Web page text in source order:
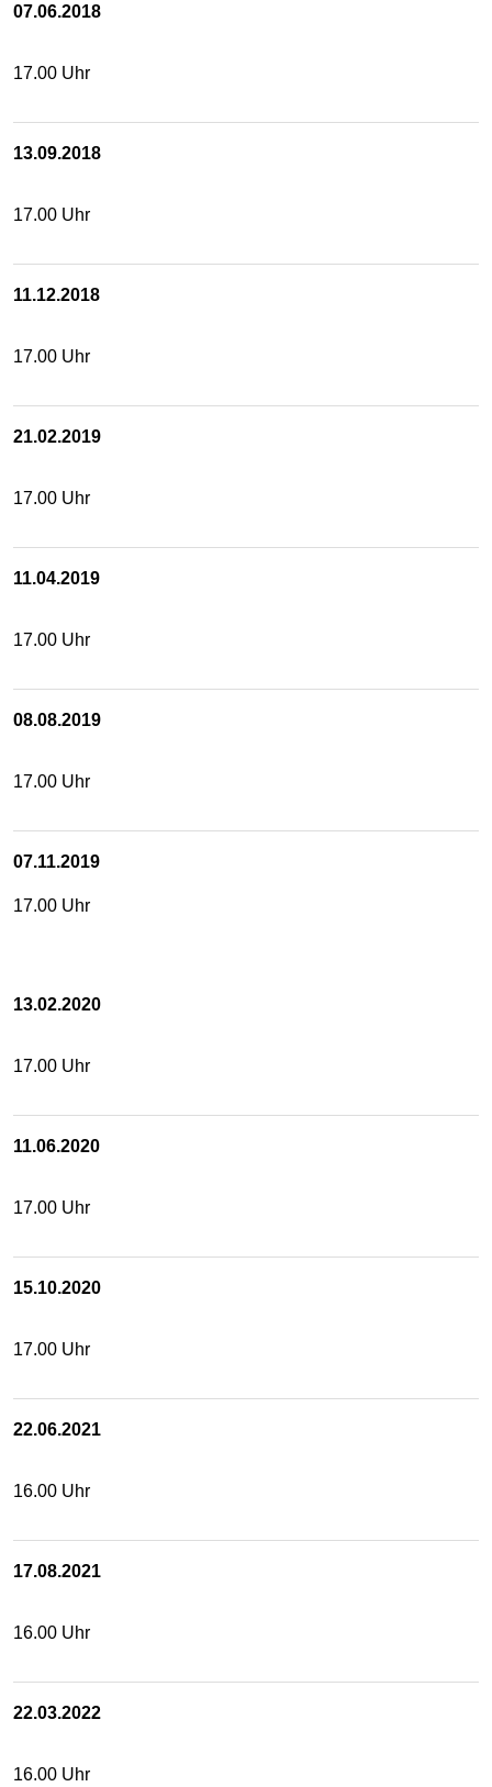
07.06.2018
17.00 Uhr
13.09.2018
17.00 Uhr
11.12.2018
17.00 Uhr
21.02.2019
17.00 Uhr
11.04.2019
17.00 Uhr
08.08.2019
17.00 Uhr
07.11.2019
17.00 Uhr
13.02.2020
17.00 Uhr
11.06.2020
17.00 Uhr
15.10.2020
17.00 Uhr
22.06.2021
16.00 Uhr
17.08.2021
16.00 Uhr
22.03.2022
16.00 Uhr